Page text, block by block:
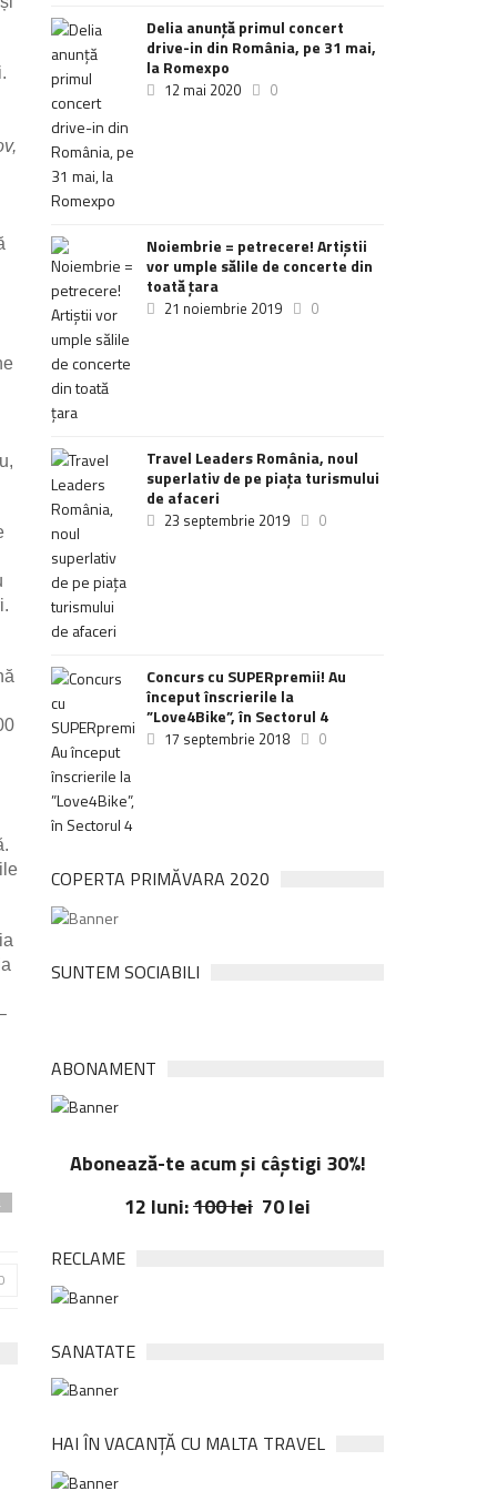
Delia anunţă primul concert
drive-in din România, pe 31 mai,
la Romexpo
12 mai 2020 0
Noiembrie = petrecere! Artiștii
vor umple sălile de concerte din
toată țara
21 noiembrie 2019 0
Travel Leaders România, noul
superlativ de pe piața turismului
de afaceri
23 septembrie 2019 0
Concurs cu SUPERpremii! Au
început înscrierile la
”Love4Bike”, în Sectorul 4
17 septembrie 2018 0
COPERTA PRIMĂVARA 2020
SUNTEM SOCIABILI
ABONAMENT
Abonează-te acum și câștigi 30%!
12 luni:100 lei 70 lei
RECLAME
SANATATE
HAI ÎN VACANȚĂ CU MALTA TRAVEL